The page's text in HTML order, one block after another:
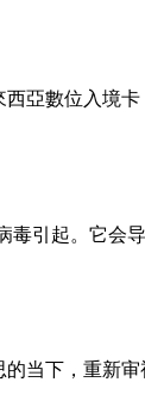
亞數位入境
毒引起。它
当下，重新